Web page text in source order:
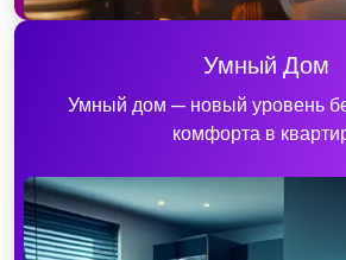
Умный Дом
Умный дом — новый уровень
комфорта в